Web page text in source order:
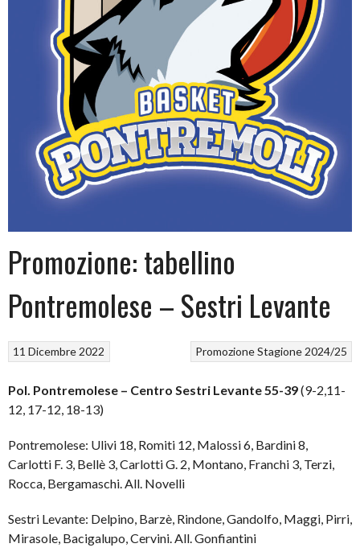
Promozione: tabellino
Pontremolese – Sestri Levante
PromozioneStagione 2024/25
11 Dicembre 2022
Pol. Pontremolese – Centro Sestri Levante 55-39(9-2,11-
12, 17-12, 18-13)
Pontremolese: Ulivi 18, Romiti 12, Malossi 6, Bardini 8,
Carlotti F. 3, Bellè 3, Carlotti G. 2, Montano, Franchi 3, Terzi,
Rocca, Bergamaschi. All. Novelli
Sestri Levante: Delpino, Barzè, Rindone, Gandolfo, Maggi, Pirri,
Mirasole, Bacigalupo, Cervini. All. Gonfiantini